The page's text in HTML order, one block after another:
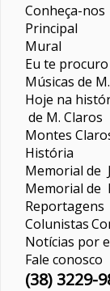
Conheça-nos
Principal
Mural
Eu te procuro
Músicas de
Hoje na
de M. Claros
Montes
História
Memorial de
Memorial de
Reportagens
Colunistas
Notícias por
Fale conosco
(38) 3229-